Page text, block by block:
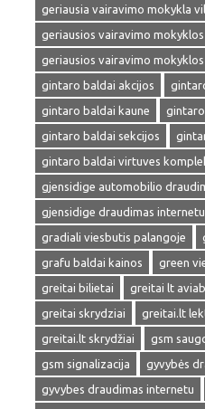
geriausia vairavimo mokykla
geriausios vairavimo mokyklos
geriausios vairavimo
gintaro baldai akcijos
gintaro baldai kaune
gintaro baldai sekcijos
gintaro baldai virtuves
gjensidige automobilio
gjensidige draudimas internetu
gradiali viesbutis palangoje
grafu baldai kainos
green
greitai bilietai
greitai lt
greitai skrydziai
greitai.lt
greitai.lt skrydžiai
gsm
gsm signalizacija
gyvybės
gyvybes draudimas internetu